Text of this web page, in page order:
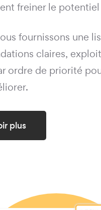
freiner le
fournissons une
claires,
ordre de priorité
plus